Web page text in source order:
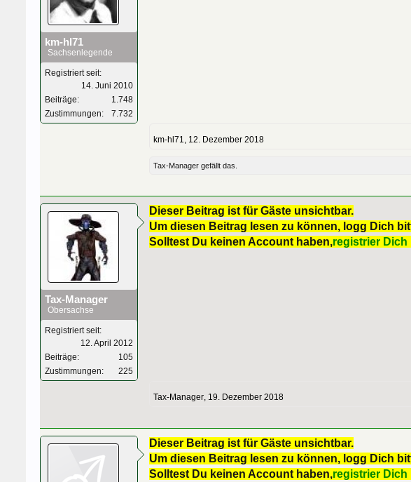
km-hl71
Sachsenlegende
Registriert seit:
14. Juni 2010
Beiträge:
1.748
Zustimmungen:
7.732
km-hl71, 12. Dezember 2018
Tax-Manager gefällt das.
Tax-Manager
Obersachse
Registriert seit:
12. April 2012
Beiträge:
105
Zustimmungen:
225
Dieser Beitrag ist für Gäste unsichtbar.
Um diesen Beitrag lesen zu können, logg Dich
Solltest Du keinen Account haben,registrier Dich
Tax-Manager, 19. Dezember 2018
Dieser Beitrag ist für Gäste unsichtbar.
Um diesen Beitrag lesen zu können, logg Dich
Solltest Du keinen Account haben,registrier Dich